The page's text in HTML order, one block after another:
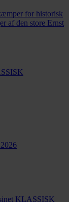
for historisk
af den store Ernst